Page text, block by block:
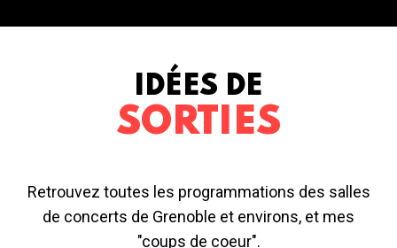
IDÉES DE
SORTIES
Retrouvez toutes les programmations des salles
de concerts de Grenoble et environs, et mes
"coups de coeur".